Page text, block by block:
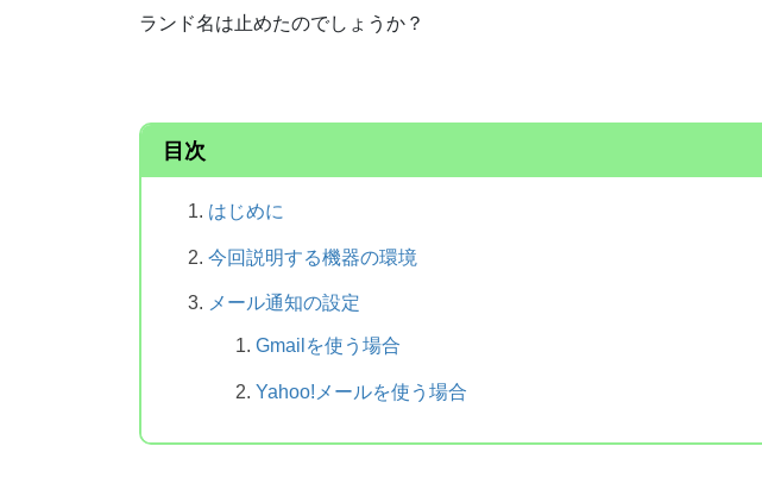
ランド名は止めたのでしょうか？
目次
はじめに
今回説明する機器の環境
メール通知の設定
Gmailを使う場合
Yahoo!メールを使う場合